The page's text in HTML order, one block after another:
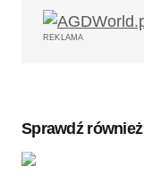
REKLAMA
Sprawdź również